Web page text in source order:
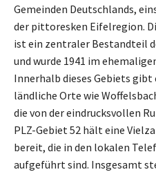
Gemeinden Deutschlands,
der pittoresken Eifelregion.
ist ein zentraler Bestandteil
und wurde 1941 im
Innerhalb dieses Gebiets gibt
ländliche Orte wie
die von der eindrucksvollen
PLZ-Gebiet 52 hält eine
bereit, die in den lokalen
aufgeführt sind. Insgesamt